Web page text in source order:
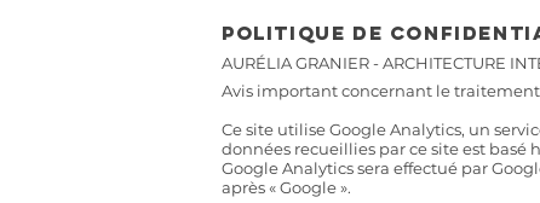
Politique de
AURÉLIA GRANIER - ARCHITECTURE
Avis important concernant le
Ce site utilise Google Analytics, un
données recueillies par ce site est basé
Google Analytics sera effectué par
après « Google ».